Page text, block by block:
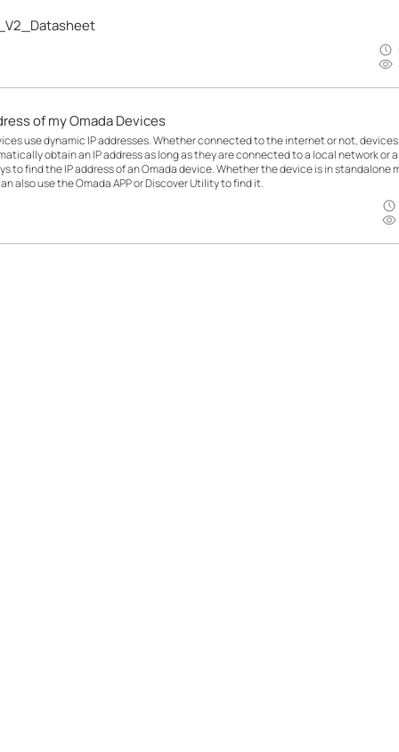
of my Omada Devices
use dynamic IP addresses. Whether connected to the internet or not, devices
obtain an IP address as long as they are connected to a local network or a
to find the IP address of an Omada device. Whether the device is in standalone
also use the Omada APP or Discover Utility to find it.